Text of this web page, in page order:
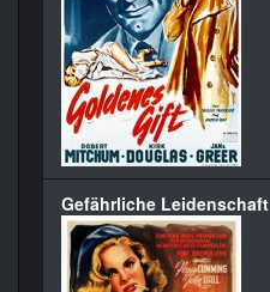
Gefährliche Leidenschaft